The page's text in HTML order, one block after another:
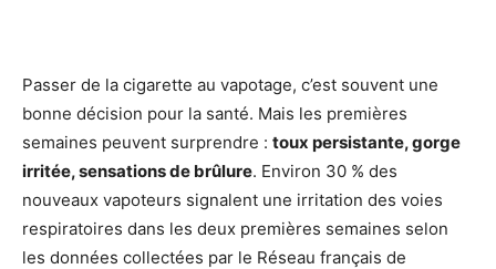
Passer de la cigarette au vapotage, c’est souvent une
bonne décision pour la santé. Mais les premières
semaines peuvent surprendre : toux persistante, gorge
irritée, sensations de brûlure. Environ 30 % des
nouveaux vapoteurs signalent une irritation des voies
respiratoires dans les deux premières semaines selon
les données collectées par le Réseau français de